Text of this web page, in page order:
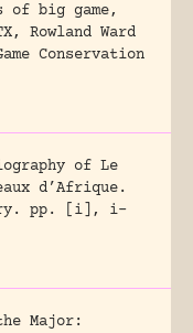
of big game,
Rowland Ward
Conservation
of Le
d’Afrique.
pp. [i], i-
Major: